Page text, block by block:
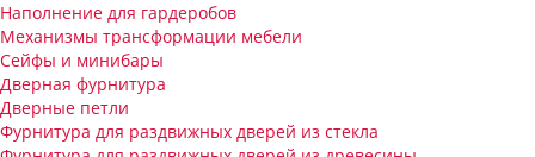
Наполнение для гардеробов
Механизмы трансформации мебели
Сейфы и минибары
Дверная фурнитура
Дверные петли
Фурнитура для раздвижных дверей из стекла